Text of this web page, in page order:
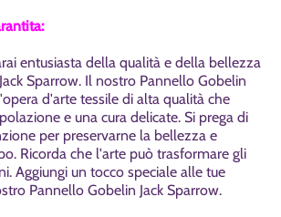
entusiasta della qualità e della bellezza
Sparrow. Il nostro Pannello Gobelin
d'arte tessile di alta qualità che
e una cura delicate. Si prega di
per preservarne la bellezza e
Ricorda che l'arte può trasformare gli
Aggiungi un tocco speciale alle tue
Pannello Gobelin Jack Sparrow.